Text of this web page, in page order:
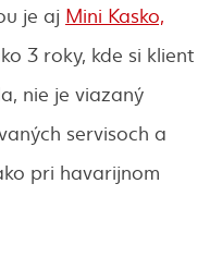
je aj Mini Kasko,
3 roky, kde si klient
nie je viazaný
servisoch a
pri havarijnom